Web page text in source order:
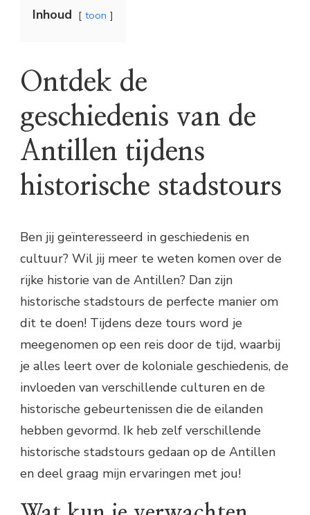
Inhoud toon
Ontdek de
geschiedenis van de
Antillen tijdens
historische stadstours
Ben jij geïnteresseerd in geschiedenis en
cultuur? Wil jij meer te weten komen over de
rijke historie van de Antillen? Dan zijn
historische stadstours de perfecte manier om
dit te doen! Tijdens deze tours word je
meegenomen op een reis door de tijd, waarbij
je alles leert over de koloniale geschiedenis, de
invloeden van verschillende culturen en de
historische gebeurtenissen die de eilanden
hebben gevormd. Ik heb zelf verschillende
historische stadstours gedaan op de Antillen
en deel graag mijn ervaringen met jou!